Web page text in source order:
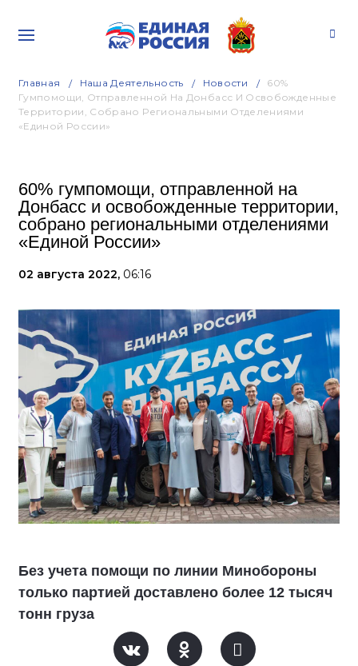
Главная Наша Деятельность Новости
60%
Гумпомощи, Отправленной На Донбасс И Освобожденные
Территории, Собрано Региональными Отделениями
«Единой России»
60% гумпомощи, отправленной на
Донбасс и освобожденные территории,
собрано региональными отделениями
«Единой России»
02 августа 2022, 06:16
Без учета помощи по линии Минобороны
только партией доставлено более 12 тысяч
тонн груза